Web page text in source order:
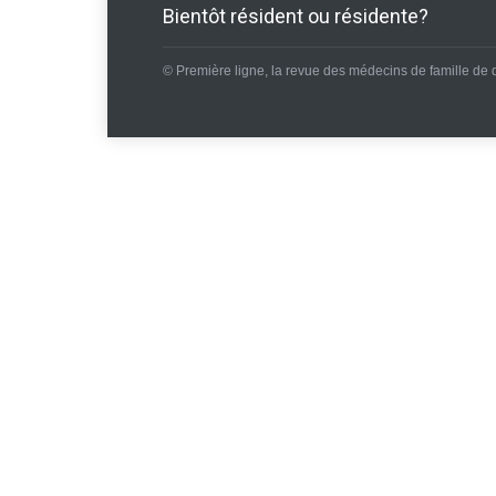
Bientôt résident ou résidente?
© Première ligne, la revue des médecins de famille de